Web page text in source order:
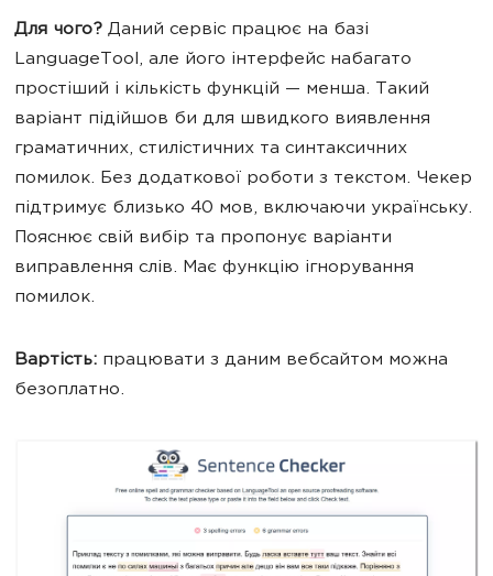
Для чого? Даний сервіс працює на базі
LanguageTool, але його інтерфейс набагато
простіший і кількість функцій — менша. Такий
варіант підійшов би для швидкого виявлення
граматичних, стилістичних та синтаксичних
помилок. Без додаткової роботи з текстом. Чекер
підтримує близько 40 мов, включаючи українську.
Пояснює свій вибір та пропонує варіанти
виправлення слів. Має функцію ігнорування
помилок.
Вартість: працювати з даним вебсайтом можна
безоплатно.